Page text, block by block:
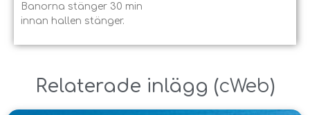
Banorna stänger 30 min
innan hallen stänger.
Relaterade inlägg ​(cWeb)